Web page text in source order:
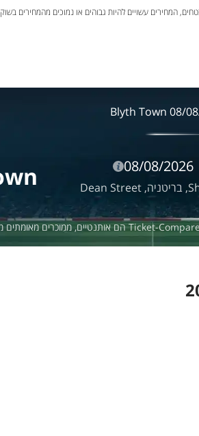
המחירים עשויים להיות גבוהים או נמוכים מהמחירים
08/08/2026
בריטניה, Dean Street